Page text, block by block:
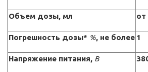
Объем дозы, мл от
Погрешность дозы* %, не более 1
Напряжение питания, В